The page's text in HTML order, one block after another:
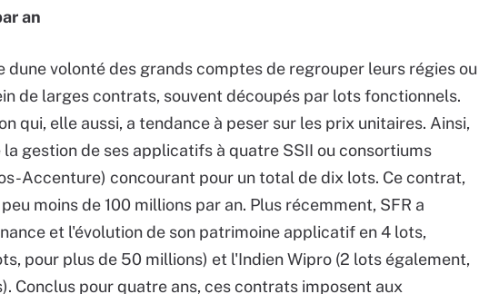
an
dune volonté des grands comptes de regrouper leurs régies ou
de larges contrats, souvent découpés par lots fonctionnels.
qui, elle aussi, a tendance à peser sur les prix unitaires. Ainsi,
gestion de ses applicatifs à quatre SSII ou consortiums
Accenture) concourant pour un total de dix lots. Ce contrat,
moins de 100 millions par an. Plus récemment, SFR a
et l'évolution de son patrimoine applicatif en 4 lots,
pour plus de 50 millions) et l'Indien Wipro (2 lots également,
Conclus pour quatre ans, ces contrats imposent aux